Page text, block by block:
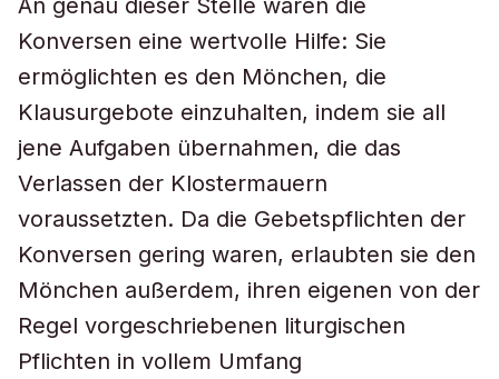
An genau dieser Stelle waren die
Konversen eine wertvolle Hilfe: Sie
ermöglichten es den Mönchen, die
Klausurgebote einzuhalten, indem sie all
jene Aufgaben übernahmen, die das
Verlassen der Klostermauern
voraussetzten. Da die Gebetspflichten der
Konversen gering waren, erlaubten sie den
Mönchen außerdem, ihren eigenen von der
Regel vorgeschriebenen liturgischen
Pflichten in vollem Umfang